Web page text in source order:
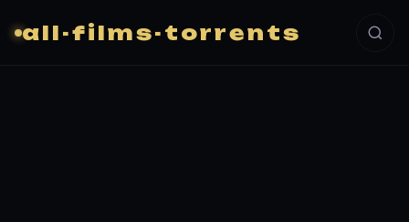
all-films-torrents